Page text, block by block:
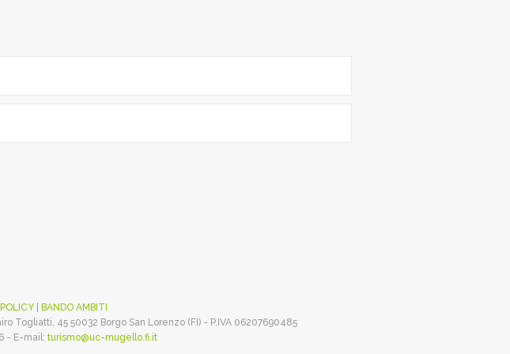
BANDO AMBITI
Togliatti, 45 50032 Borgo San Lorenzo (FI) - P.IVA 06207690485
- E-mail: turismo@uc-mugello.fi.it